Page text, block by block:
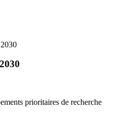
prioritaires de recherche